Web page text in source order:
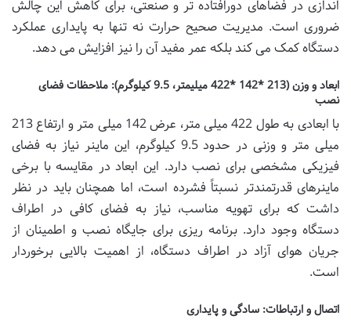
اندازی در فضاهای دورافتاده تر و صنعتی، برای کاهش این چالش
ضروری است. مدیریت صحیح حرارت نه تنها به پایداری عملکرد
دستگاه کمک می کند بلکه عمر مفید آن را نیز افزایش می دهد.
ابعاد و وزن (213 *142 *422 میلیمتر، 9.5 کیلوگرم): ملاحظات فضای
نصب
با ابعادی به طول 422 میلی متر، عرض 142 میلی متر و ارتفاع 213
میلی متر و وزنی در حدود 9.5 کیلوگرم، این ماینر نیاز به فضای
فیزیکی مشخصی برای نصب دارد. این ابعاد در مقایسه با برخی
ماینرهای قدرتمندتر نسبتاً فشرده است، اما همچنان باید در نظر
داشت که برای تهویه مناسب، نیاز به فضای کافی در اطراف
دستگاه وجود دارد. برنامه ریزی برای جایگاه نصب و اطمینان از
جریان هوای آزاد در اطراف دستگاه، از اهمیت بالایی برخوردار
است.
اتصال و ارتباطات: سادگی و پایداری